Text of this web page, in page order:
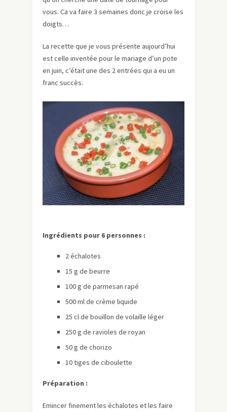
vous. Ca va faire 3 semaines donc je croise les
doigts…
La recette que je vous présente aujourd’hui
est celle inventée pour le mariage d’un pote
en juin, c’était une des 2 entrées qui a eu un
franc succès.
Ingrédients pour 6 personnes :
2 échalotes
15 g de beurre
100 g de parmesan rapé
500 ml de crème liquide
25 cl de bouillon de volaille léger
250 g de ravioles de royan
50 g de chorizo
10 tiges de ciboulette
Préparation :
Emincer finement les échalotes et les faire